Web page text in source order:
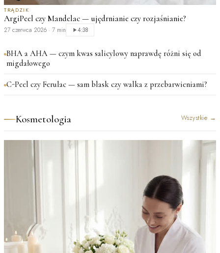
TRĄDZIK
ArgiPeel czy Mandelac — ujędrnianie czy rozjaśnianie?
27 czerwca 2026 · 7 min 4:38
BHA a AHA — czym kwas salicylowy naprawdę różni się od
migdałowego
C-Peel czy Ferulac — sam blask czy walka z przebarwieniami?
Kosmetologia Wszystkie →